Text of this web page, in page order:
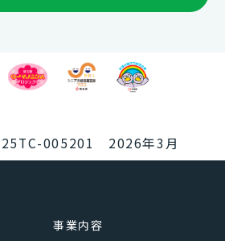
25TC-005201 2026年3月
事業内容